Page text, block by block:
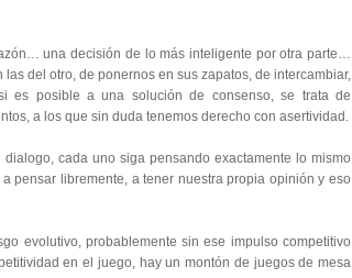
una decisión de lo más inteligente por otra parte…
del otro, de ponernos en sus zapatos, de intercambiar,
es posible a una solución de consenso, se trata de
a los que sin duda tenemos derecho con asertividad.
cada uno siga pensando exactamente lo mismo
pensar libremente, a tener nuestra propia opinión y eso
evolutivo, probablemente sin ese impulso competitivo
en el juego, hay un montón de juegos de mesa